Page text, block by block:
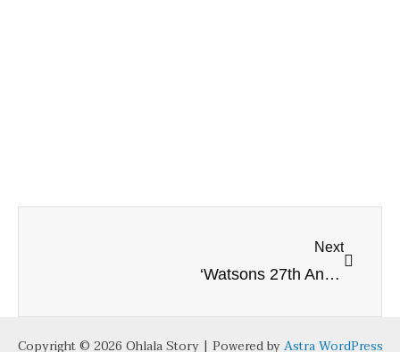
Next
‘Watsons 27th Anniversary’ วัตสันจัดงานเฉลิมฉลองอย่างยิ่งใหญ่!
Copyright © 2026 Ohlala Story | Powered byAstra WordPress